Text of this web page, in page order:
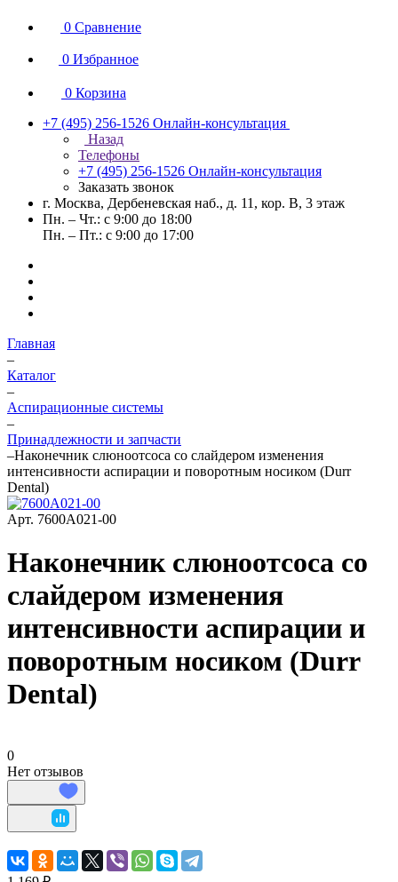
0 Сравнение
0 Избранное
0 Корзина
+7 (495) 256-1526 Онлайн-консультация
Назад
Телефоны
+7 (495) 256-1526 Онлайн-консультация
Заказать звонок
г. Москва, Дербеневская наб., д. 11, кор. В, 3 этаж
Пн. – Чт.: с 9:00 до 18:00
Пн. – Пт.: с 9:00 до 17:00
Главная
–
Каталог
–
Аспирационные системы
–
Принадлежности и запчасти
–Наконечник слюноотсоса со слайдером изменения
интенсивности аспирации и поворотным носиком (Durr
Dental)
Арт. 7600A021-00
Наконечник слюноотсоса со
слайдером изменения
интенсивности аспирации и
поворотным носиком (Durr
Dental)
0
Нет отзывов